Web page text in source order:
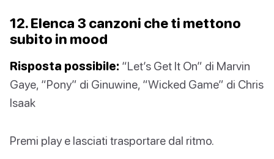
12. Elenca 3 canzoni che ti mettono
subito in mood
Risposta possibile: “Let’s Get It On” di Marvin
Gaye, “Pony” di Ginuwine, “Wicked Game” di Chris
Isaak
Premi play e lasciati trasportare dal ritmo.